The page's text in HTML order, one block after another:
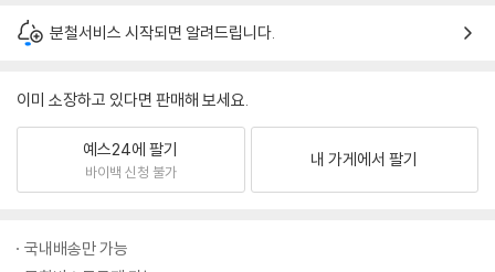
분철서비스 시작되면 알려드립니다.
이미 소장하고 있다면 판매해 보세요.
예스24에 팔기
바이백 신청 불가
내 가게에서 팔기
국내배송만 가능